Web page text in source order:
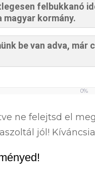
felbukkanó
magyar kormány.
be van adva,
0%
ne felejtsd el
jól!